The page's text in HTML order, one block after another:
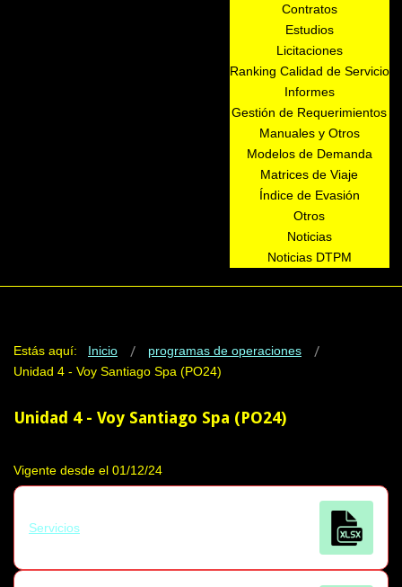
Contratos
Estudios
Licitaciones
Ranking Calidad de Servicio
Informes
Gestión de Requerimientos
Manuales y Otros
Modelos de Demanda
Matrices de Viaje
Índice de Evasión
Otros
Noticias
Noticias DTPM
Estás aquí: Inicio
programas de operaciones
Unidad 4 - Voy Santiago Spa (PO24)
Unidad 4 - Voy Santiago Spa (PO24)
Vigente desde el 01/12/24
Servicios